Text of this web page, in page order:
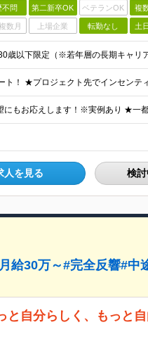
不問 第二新卒OK ベテランOK 複
数月 上場企業 転勤なし 土
人を見る 検
給30万～#完全反響#中
自分らしく、もっと自